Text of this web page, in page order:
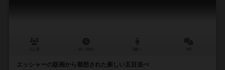
エッシャーの版画から着想された新しい五目並べ